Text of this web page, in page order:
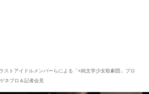
ストアイドルメンバーらによる「×純文学少女歌劇団」プロ
ネプロ＆記者会見